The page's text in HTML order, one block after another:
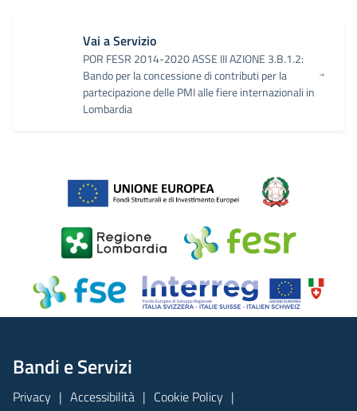
Vai a Servizio
POR FESR 2014-2020 ASSE III AZIONE 3.B.1.2:
Bando per la concessione di contributi per la
partecipazione delle PMI alle fiere internazionali in
Lombardia
Bandi e Servizi
Privacy Accessibilità Cookie Policy